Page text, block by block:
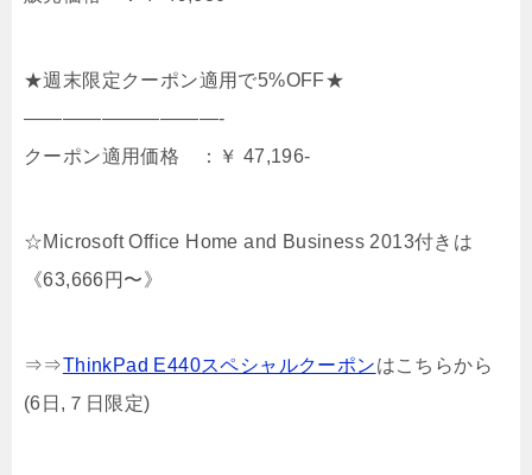
★週末限定クーポン適用で5%OFF★
——————————-
クーポン適用価格 ：￥ 47,196-
☆Microsoft Office Home and Business 2013付きは
《63,666円〜》
⇒⇒ThinkPad E440スペシャルクーポンはこちらから
(6日,７日限定)